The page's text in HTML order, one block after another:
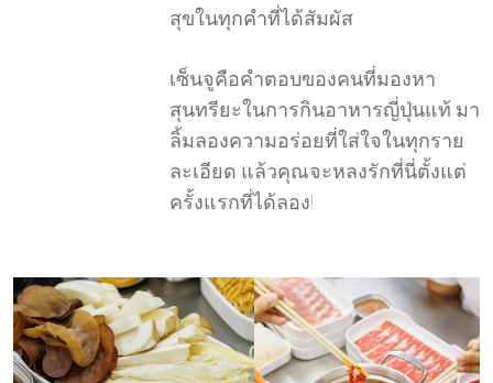
สุขในทุกคำที่ได้สัมผัส
เซ็นจูคือคำตอบของคนที่มองหา
สุนทรียะในการกินอาหารญี่ปุ่นแท้ มา
ลิ้มลองความอร่อยที่ใส่ใจในทุกราย
ละเอียด แล้วคุณจะหลงรักที่นี่ตั้งแต่
ครั้งแรกที่ได้ลอง!